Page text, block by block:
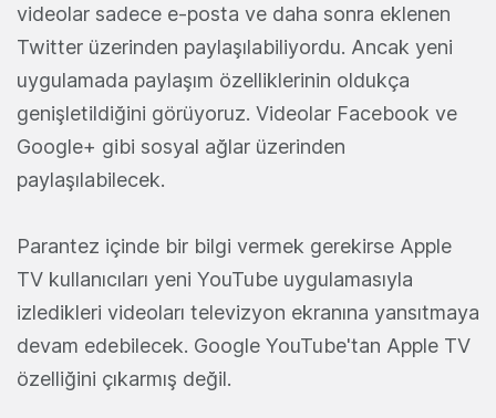
videolar sadece e-posta ve daha sonra eklenen
Twitter üzerinden paylaşılabiliyordu. Ancak yeni
uygulamada paylaşım özelliklerinin oldukça
genişletildiğini görüyoruz. Videolar Facebook ve
Google+ gibi sosyal ağlar üzerinden
paylaşılabilecek.
Parantez içinde bir bilgi vermek gerekirse Apple
TV kullanıcıları yeni YouTube uygulamasıyla
izledikleri videoları televizyon ekranına yansıtmaya
devam edebilecek. Google YouTube'tan Apple TV
özelliğini çıkarmış değil.